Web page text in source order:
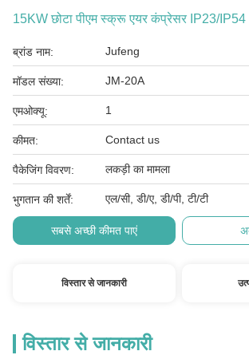
15KW छोटा पीएम स्क्रू एयर कंप्रेसर IP23/IP54
ब्रांड नाम: Jufeng
मॉडल संख्या: JM-20A
एमओक्यू: 1
कीमत: Contact us
पैकेजिंग विवरण: लकड़ी का मामला
भुगतान की शर्तें: एल/सी, डी/ए, डी/पी, टी/टी
सबसे अच्छी कीमत पाएं
विस्तार से जानकारी
विस्तार से जानकारी